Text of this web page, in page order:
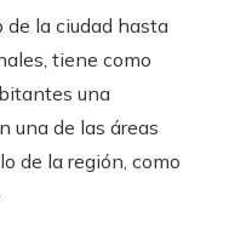
de la ciudad hasta
tiene como
una
una de las áreas
de la región, como